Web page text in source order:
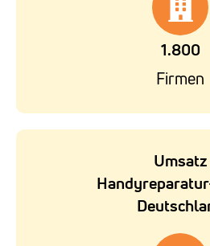
1.800
Firmen
Umsatz